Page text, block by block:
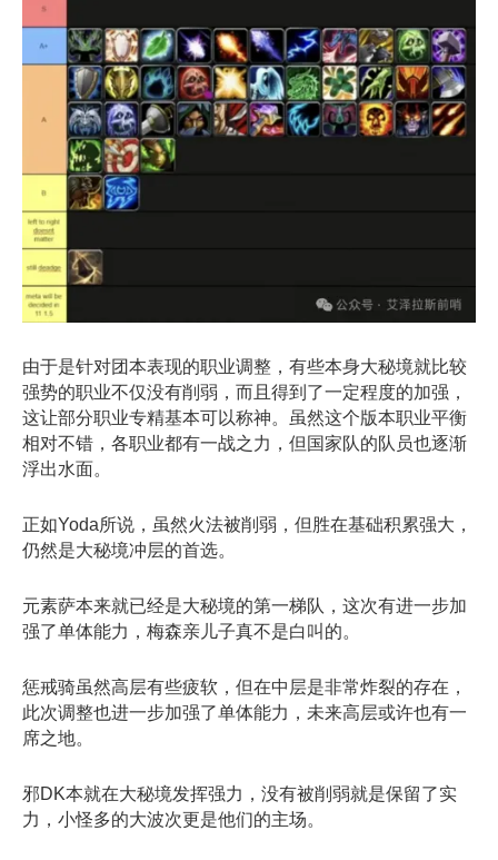
由于是针对团本表现的职业调整，有些本身大秘境就比较
强势的职业不仅没有削弱，而且得到了一定程度的加强，
这让部分职业专精基本可以称神。虽然这个版本职业平衡
相对不错，各职业都有一战之力，但国家队的队员也逐渐
浮出水面。
正如Yoda所说，虽然火法被削弱，但胜在基础积累强大，
仍然是大秘境冲层的首选。
元素萨本来就已经是大秘境的第一梯队，这次有进一步加
强了单体能力，梅森亲儿子真不是白叫的。
惩戒骑虽然高层有些疲软，但在中层是非常炸裂的存在，
此次调整也进一步加强了单体能力，未来高层或许也有一
席之地。
邪DK本就在大秘境发挥强力，没有被削弱就是保留了实
力，小怪多的大波次更是他们的主场。